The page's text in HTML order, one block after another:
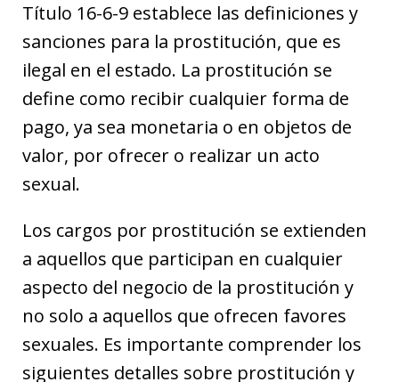
Título 16-6-9 establece las definiciones y
sanciones para la prostitución, que es
ilegal en el estado. La prostitución se
define como recibir cualquier forma de
pago, ya sea monetaria o en objetos de
valor, por ofrecer o realizar un acto
sexual.
Los cargos por prostitución se extienden
a aquellos que participan en cualquier
aspecto del negocio de la prostitución y
no solo a aquellos que ofrecen favores
sexuales. Es importante comprender los
siguientes detalles sobre prostitución y